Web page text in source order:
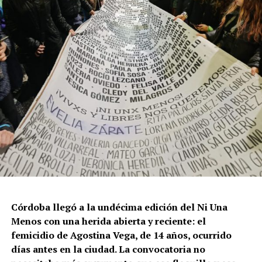
Córdoba llegó a la undécima edición del Ni Una
Menos con una herida abierta y reciente: el
femicidio de Agostina Vega, de 14 años, ocurrido
días antes en la ciudad. La convocatoria no